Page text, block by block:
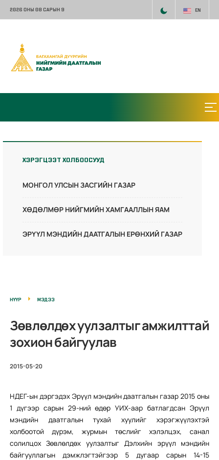
2026 ОНЫ 08 САРЫН 9 EN
ХЭРЭГЦЭЭТ ХОЛБООСУУД
МОНГОЛ УЛСЫН ЗАСГИЙН ГАЗАР
ХӨДӨЛМӨР НИЙГМИЙН ХАМГААЛЛЫН ЯАМ
ЭРҮҮЛ МЭНДИЙН ДААТГАЛЫН ЕРӨНХИЙ ГАЗАР
НҮҮР МЭДЭЭ
Зөвлөлдөх уулзалтыг амжилттай
зохион байгуулав
2015-05-20
НДЕГ-ын дэргэдэх Эрүүл мэндийн даатгалын газар 2015 оны
1 дүгээр сарын 29-ний өдөр УИХ-аар батлагдсан Эрүүл
мэндийн даатгалын тухай хуулийг хэрэгжүүлэхтэй
холбоотой дүрэм, журмын төслийг хэлэлцэх, санал
солилцох Зөвлөлдөх уулзалтыг Дэлхийн эрүүл мэндийн
байгууллагын дэмжлэгтэйгээр 5 дугаар сарын 14-15